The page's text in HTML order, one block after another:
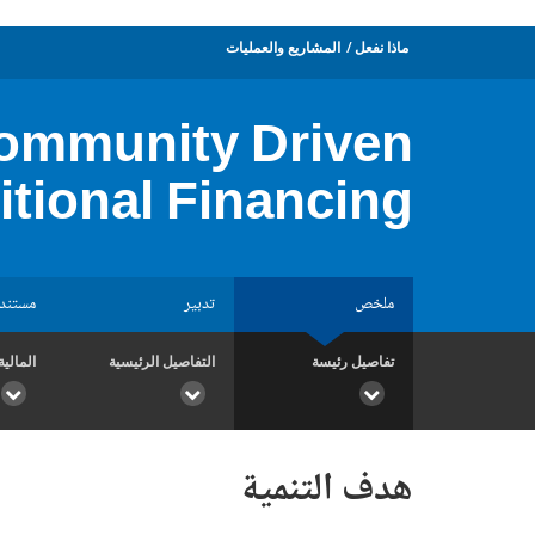
ماذا نفعل المشاريع والعمليات
Driven
Financing
ملخص تدبير
تفاصيل رئيسة التفاصيل الرئيسية
هدف التنمية